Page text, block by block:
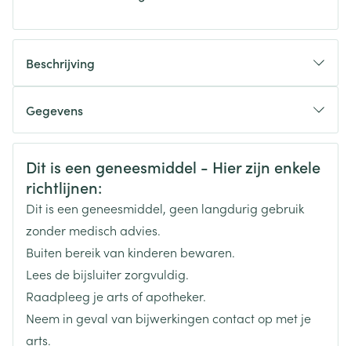
Beschrijving
Gegevens
CNK
3102126
Organisaties
Merken Boiron
Breedte 17 mm
Lengte 65 mm
Veiligheidsinformatie
Dit is een geneesmiddel - Hier zijn enkele
richtlijnen:
Dit is een geneesmiddel, geen langdurig gebruik
zonder medisch advies.
Buiten bereik van kinderen bewaren.
Lees de bijsluiter zorgvuldig.
Raadpleeg je arts of apotheker.
Neem in geval van bijwerkingen contact op met je
arts.